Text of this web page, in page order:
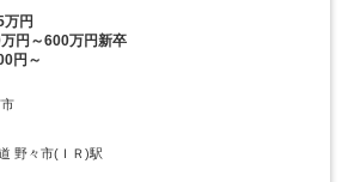
万円
万円～600万円新卒
円～
野々市(ＩＲ)駅